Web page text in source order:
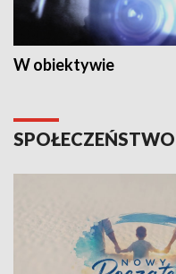
W obiektywie
SPOŁECZEŃSTWO